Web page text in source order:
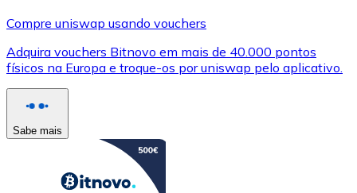
Compre uniswap usando vouchers
Adquira vouchers Bitnovo em mais de 40.000 pontos
físicos na Europa e troque-os por uniswap pelo aplicativo.
Sabe mais